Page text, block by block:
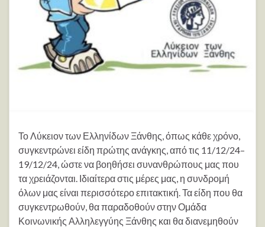
Το Λύκειον των Ελληνίδων Ξάνθης, όπως κάθε χρόνο,
συγκεντρώνει είδη πρώτης ανάγκης, από τις 11/12/24–
19/12/24, ώστε να βοηθήσει συνανθρώπους μας που
τα χρειάζονται. Ιδιαίτερα στις μέρες μας, η συνδρομή
όλων μας είναι περισσότερο επιτακτική. Τα είδη που θα
συγκεντρωθούν, θα παραδοθούν στην Ομάδα
Κοινωνικής Αλληλεγγύης Ξάνθης και θα διανεμηθούν